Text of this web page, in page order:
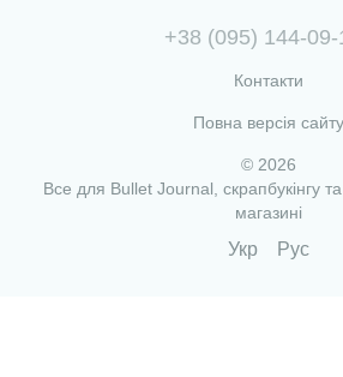
+38 (095) 144-09-
Контакти
Повна версія сайту
© 2026
Все для Bullet Journal, скрапбукінгу
магазині
Укр Рус